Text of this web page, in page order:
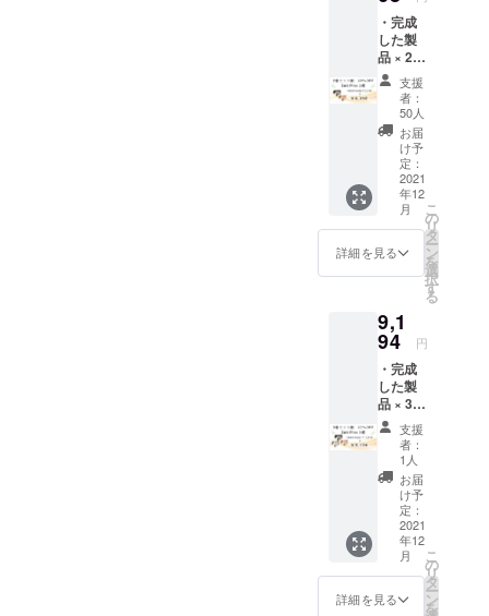
す。ご
了承く
ださ
い。 ※
ご注文
状況、
使用部
材の供
給状
況、製
造工程
上の都
合等に
より出
荷時期
ます。
率が向
上した
場合、
正規販
売価格
が販売
予定価
格より
下がる
可能性
もござ
いま
す。 ※
デザイ
ン・仕
性もご
ざいま
す。ご
了承く
ださ
い。 ※
ご注文
状況、
使用部
材の供
給状
況、製
造工程
上の都
合等に
より出
荷時期
・完成
した製
品 × 2点
［一般
販売予
定価格
7,960円
20%OF
F］ ※色
は4色か
らお選
びいた
だけま
す。 ※
皆様の
により
量産効
率が向
上した
場合、
正規販
売価格
が販売
予定価
格より
下がる
可能性
もござ
いま
す。 ※
デザイ
ン・仕
支援
者：
50人
お届
け予
定：
2021
年12
月
詳細を見る
こ
の
リ
タ
ー
ン
を
選
択
す
る
9,1
94 円
・完成
した製
品 × 3点
［一般
販売予
定価格
11,940
円の
23%OF
F］ ※色
はそれ
ぞれ4色
からお
選びい
支援
者：
1人
お届
け予
定：
2021
年12
月
詳細を見る
こ
の
リ
タ
ー
ン
を